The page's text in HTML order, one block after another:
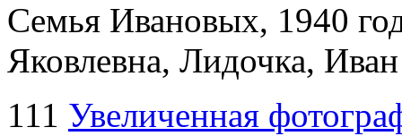
Семья Ивановых, 1940
Яковлевна, Лидочка,
111 Увеличенная